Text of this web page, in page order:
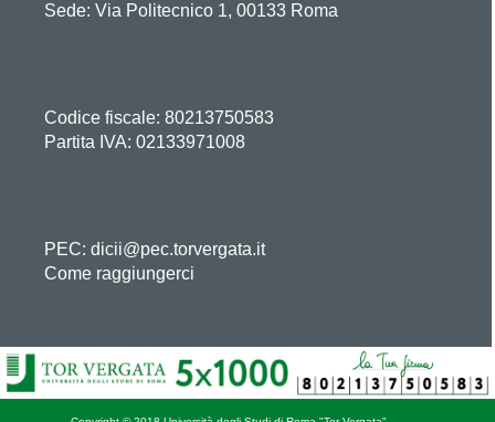
Sede: Via Politecnico 1, 00133 Roma
Codice fiscale: 80213750583
Partita IVA: 02133971008
PEC: dicii@pec.torvergata.it
Come raggiungerci